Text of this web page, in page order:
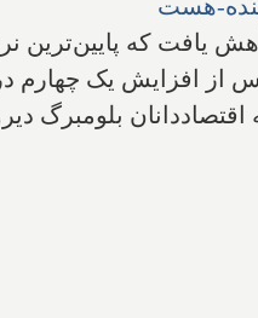
حالی‌ست که اقتصاددانان